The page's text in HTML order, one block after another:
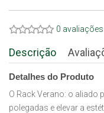
0 avaliações
Descrição
Detalhes do Produto
O Rack Verano: o aliado
polegadas e elevar a